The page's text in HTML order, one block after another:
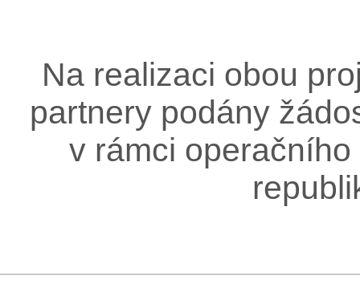
Na realizaci obou
partnery podány
v rámci